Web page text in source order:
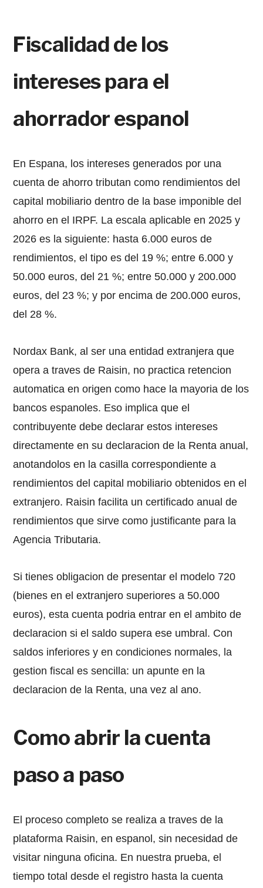
Fiscalidad de los
intereses para el
ahorrador espanol
En Espana, los intereses generados por una
cuenta de ahorro tributan como rendimientos del
capital mobiliario dentro de la base imponible del
ahorro en el IRPF. La escala aplicable en 2025 y
2026 es la siguiente: hasta 6.000 euros de
rendimientos, el tipo es del 19 %; entre 6.000 y
50.000 euros, del 21 %; entre 50.000 y 200.000
euros, del 23 %; y por encima de 200.000 euros,
del 28 %.
Nordax Bank, al ser una entidad extranjera que
opera a traves de Raisin, no practica retencion
automatica en origen como hace la mayoria de los
bancos espanoles. Eso implica que el
contribuyente debe declarar estos intereses
directamente en su declaracion de la Renta anual,
anotandolos en la casilla correspondiente a
rendimientos del capital mobiliario obtenidos en el
extranjero. Raisin facilita un certificado anual de
rendimientos que sirve como justificante para la
Agencia Tributaria.
Si tienes obligacion de presentar el modelo 720
(bienes en el extranjero superiores a 50.000
euros), esta cuenta podria entrar en el ambito de
declaracion si el saldo supera ese umbral. Con
saldos inferiores y en condiciones normales, la
gestion fiscal es sencilla: un apunte en la
declaracion de la Renta, una vez al ano.
Como abrir la cuenta
paso a paso
El proceso completo se realiza a traves de la
plataforma Raisin, en espanol, sin necesidad de
visitar ninguna oficina. En nuestra prueba, el
tiempo total desde el registro hasta la cuenta